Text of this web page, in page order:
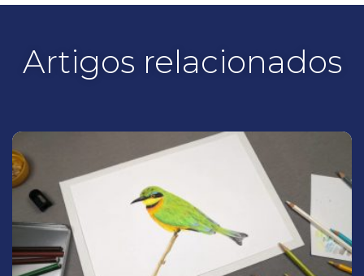
Artigos relacionados